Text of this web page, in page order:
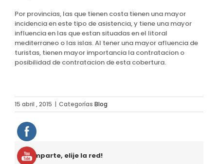
Por provincias, las que tienen costa tienen una mayor
incidencia en este tipo de asistencia, y tiene una mayor
influencia en las que estan situadas en el litoral
mediterraneo o las islas. Al tener una mayor afluencia de
turistas, tienen mayor importancia la contratacion o
posibilidad de contratacion de esta cobertura.
15 abril , 2015 | Categorías Blog
Comparte, elije la red!